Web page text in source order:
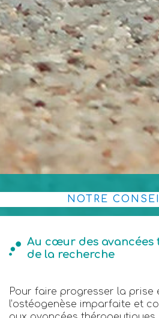
NOTRE
Au cœur des avancées
de la recherche
Pour faire progresser la prise
l’ostéogenèse imparfaite et